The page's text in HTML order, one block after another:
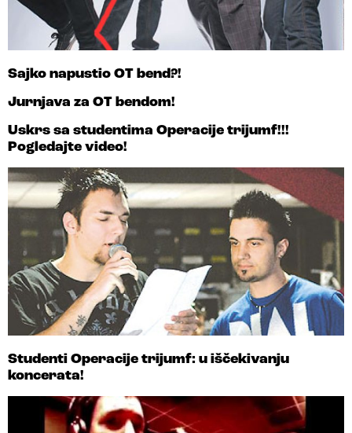
Sajko napustio OT bend?!
Jurnjava za OT bendom!
Uskrs sa studentima Operacije trijumf!!!
Pogledajte video!
Studenti Operacije trijumf: u iščekivanju
koncerata!